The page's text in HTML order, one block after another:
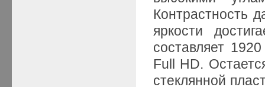
Контрастность
яркости
составляет
Full HD.
стеклянной